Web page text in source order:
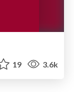
19 3.6k